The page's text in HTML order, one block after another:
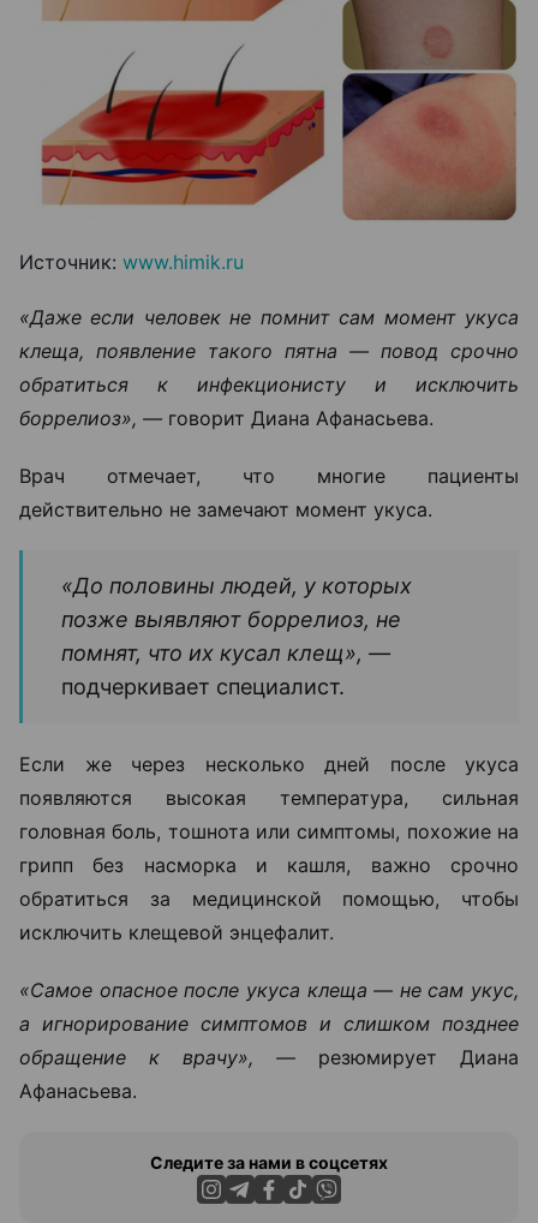
Источник: www.himik.ru
«Даже если человек не помнит сам момент укуса
клеща, появление такого пятна — повод срочно
обратиться к инфекционисту и исключить
боррелиоз», — говорит Диана Афанасьева.
Врач отмечает, что многие пациенты
действительно не замечают момент укуса.
«До половины людей, у которых
позже выявляют боррелиоз, не
помнят, что их кусал клещ», —
подчеркивает специалист.
Если же через несколько дней после укуса
появляются высокая температура, сильная
головная боль, тошнота или симптомы, похожие на
грипп без насморка и кашля, важно срочно
обратиться за медицинской помощью, чтобы
исключить клещевой энцефалит.
«Самое опасное после укуса клеща — не сам укус,
а игнорирование симптомов и слишком позднее
обращение к врачу», — резюмирует Диана
Афанасьева.
Следите за нами в соцсетях